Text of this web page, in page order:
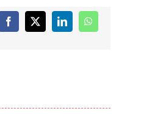
Facebook
X LinkedInWhatsApp